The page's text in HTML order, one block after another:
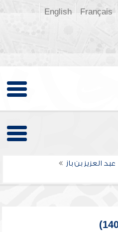
Français
English
عبد العزيز بن باز